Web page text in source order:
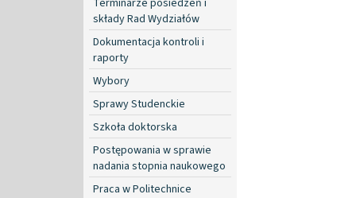
składy Rad Wydziałów
Dokumentacja kontroli i
raporty
Wybory
Sprawy Studenckie
Szkoła doktorska
Postępowania w sprawie
nadania stopnia naukowego
Praca w Politechnice